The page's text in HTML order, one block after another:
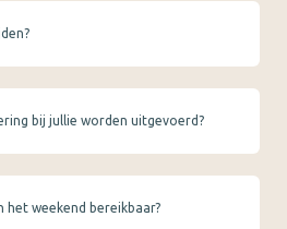
bij jullie worden uitgevoerd?
het weekend bereikbaar?